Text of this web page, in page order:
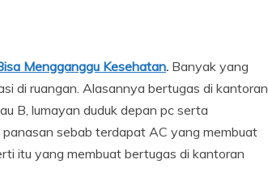
Mengganggu Kesehatan. Banyak yang
di ruangan. Alasannya bertugas di kantoran
B, lumayan duduk depan pc serta
sebab terdapat AC yang membuat
itu yang membuat bertugas di kantoran